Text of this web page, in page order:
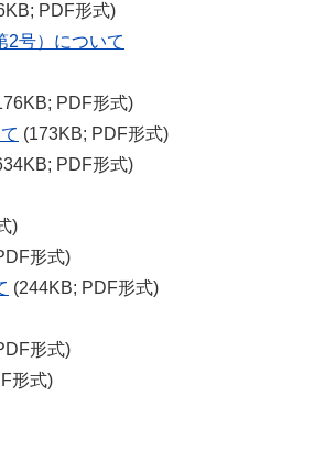
PDF形式)
号）について
PDF形式)
(173KB; PDF形式)
PDF形式)
)
形式)
(244KB; PDF形式)
形式)
形式)